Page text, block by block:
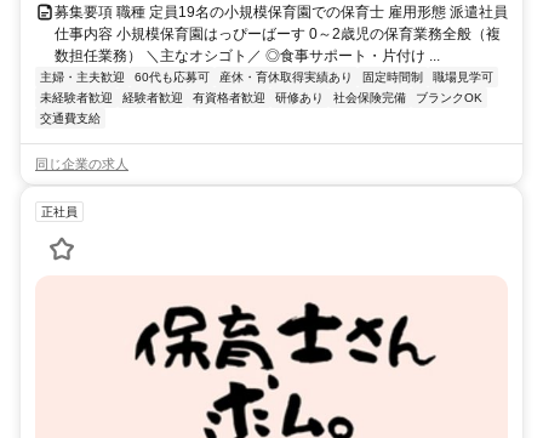
募集要項 職種 定員19名の小規模保育園での保育士 雇用形態 派遣社員
仕事内容 小規模保育園はっぴーばーす 0～2歳児の保育業務全般（複
数担任業務） ＼主なオシゴト／ ◎食事サポート・片付け ...
主婦・主夫歓迎 60代も応募可 産休・育休取得実績あり 固定時間制
職場見学可
未経験者歓迎
経験者歓迎 有資格者歓迎 研修あり 社会保険完備
ブランクOK
交通費支給
同じ企業の求人
正社員